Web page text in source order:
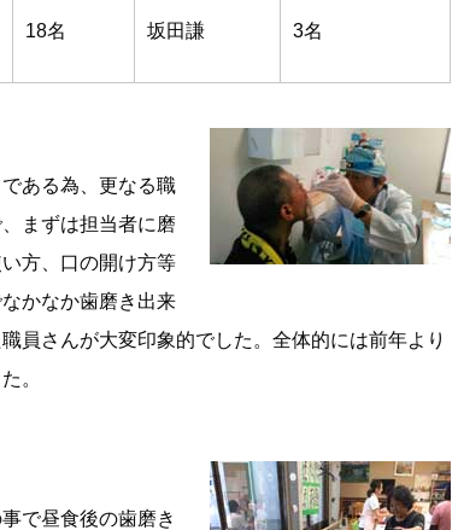
18名 坂田謙 3名
ある為、更なる職
まずは担当者に磨
方、口の開け方等
かなか歯磨き出来
員さんが大変印象的でした。全体的には前年より
。
で昼食後の歯磨き